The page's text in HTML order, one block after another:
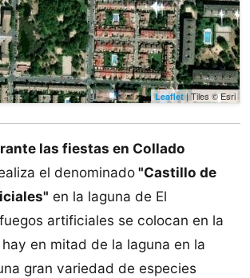
Leaflet| Tiles © Esri
las fiestas en Collado
el denominado"Castillo de
en la laguna de El
artificiales se colocan en la
en mitad de la laguna en la
gran variedad de especies